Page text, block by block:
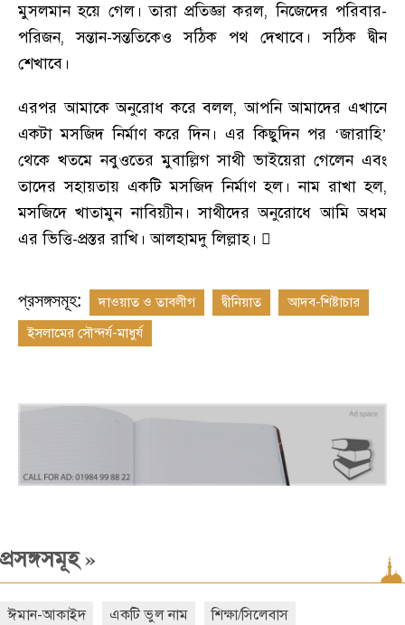
মুসলমান হয়ে গেল। তারা প্রতিজ্ঞা করল,নিজেদের পরিবার-
পরিজন,সন্তান-সন্ততিকেও সঠিক পথ দেখাবে। সঠিক দ্বীন
শেখাবে।
এরপর আমাকে অনুরোধ করে বলল,আপনি আমাদের এখানে
একটা মসজিদ নির্মাণ করে দিন। এর কিছুদিন পর ‘জারাহি’
থেকে খতমে নবুওতের মুবাল্লিগ সাথী ভাইয়েরা গেলেন এবং
তাদের সহায়তায় একটি মসজিদ নির্মাণ হল। নাম রাখা হল,
মসজিদে খাতামুন নাবিয়্যীন। সাথীদের অনুরোধে আমি অধম
এর ভিত্তি-প্রস্তর রাখি। আলহামদু লিল্লাহ। 
প্রসঙ্গসমূহ: দাওয়াত ও তাবলীগ দ্বীনিয়াত
আদব-শিষ্টাচার
ইসলামের সৌন্দর্য-মাধুর্য
প্রসঙ্গসমূহ»
ঈমান-আকাইদ একটি ভুল নাম শিক্ষা/সিলেবাস